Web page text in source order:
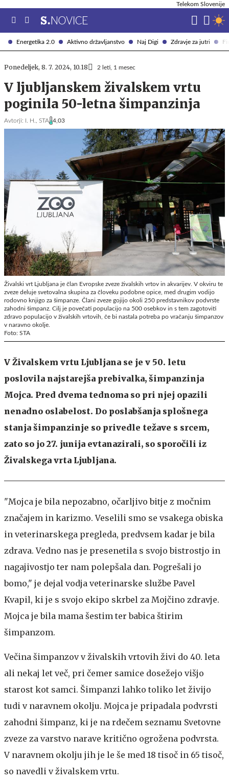
Energetika 2.0 Aktivno državljanstvo Naj Digi Zdravje za jutri
Telekom Slovenije
Ponedeljek, 8. 7. 2024, 10.18 2 leti, 1 mesec
V ljubljanskem živalskem vrtu
poginila 50-letna šimpanzinja
Avtorji: I. H., STA 4,03
Živalski vrt Ljubljana je član Evropske zveze živalskih vrtov in akvarijev. V okviru te
zveze deluje svetovalna skupina za človeku podobne opice, med drugim vodijo
rodovno knjigo za šimpanze. Člani zveze gojijo okoli 250 predstavnikov podvrste
zahodni šimpanz. Cilj je povečati populacijo na 500 osebkov in s tem zagotoviti
zdravo populacijo v živalskih vrtovih, če bi nastala potreba po vračanju šimpanzov
v naravno okolje.
Foto: STA
V Živalskem vrtu Ljubljana se je v 50. letu
poslovila najstarejša prebivalka, šimpanzinja
Mojca. Pred dvema tednoma so pri njej opazili
nenadno oslabelost. Do poslabšanja splošnega
stanja šimpanzinje so privedle težave s srcem,
zato so jo 27. junija evtanazirali, so sporočili iz
Živalskega vrta Ljubljana.
"Mojca je bila nepozabno, očarljivo bitje z močnim
značajem in karizmo. Veselili smo se vsakega obiska
in veterinarskega pregleda, predvsem kadar je bila
zdrava. Vedno nas je presenetila s svojo bistrostjo in
nagajivostjo ter nam polepšala dan. Pogrešali jo
bomo," je dejal vodja veterinarske službe Pavel
Kvapil, ki je s svojo ekipo skrbel za Mojčino zdravje.
Mojca je bila mama šestim ter babica štirim
šimpanzom.
Večina šimpanzov v živalskih vrtovih živi do 40. leta
ali nekaj let več, pri čemer samice dosežejo višjo
starost kot samci. Šimpanzi lahko toliko let živijo
tudi v naravnem okolju. Mojca je pripadala podvrsti
zahodni šimpanz, ki je na rdečem seznamu Svetovne
zveze za varstvo narave kritično ogrožena podvrsta.
V naravnem okolju jih je le še med 18 tisoč in 65 tisoč,
so navedli v živalskem vrtu.